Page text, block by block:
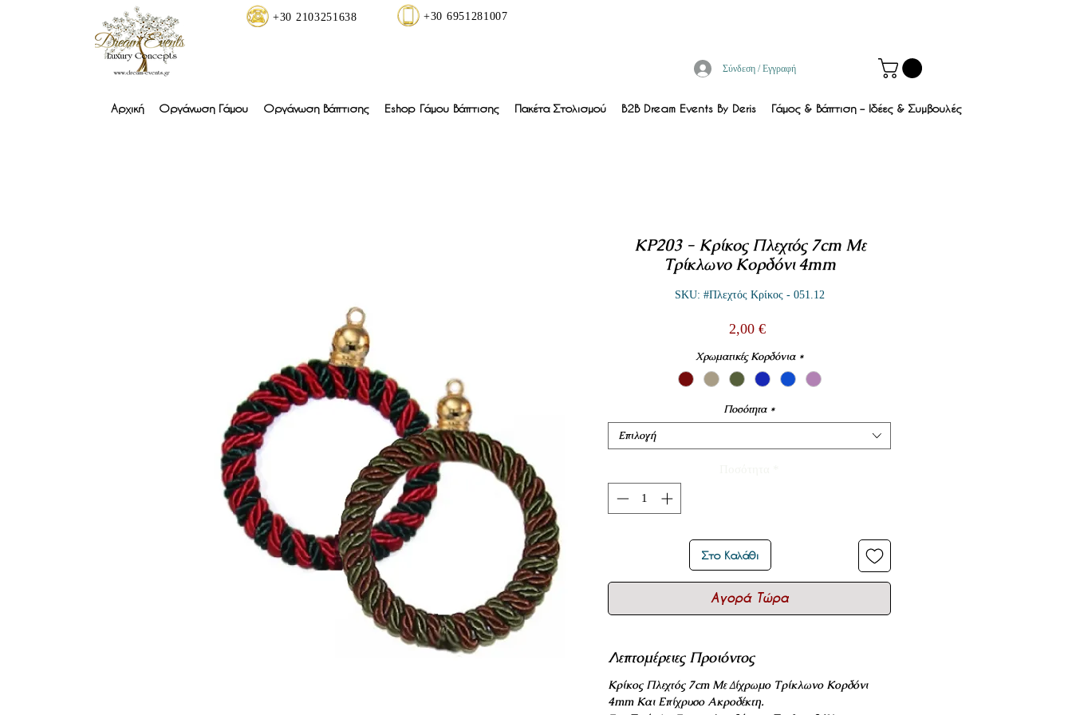
+30 2103251638 +30 6951281007
Σύνδεση / Εγγραφή
Αρχική Οργάνωση Γάμου Οργάνωση Βάπτισης Eshop Γάμου Βάπτισης Πακέτα Στολισμού B2B Dream Events By Deris Γάμος & Βάπτιση – Ιδέες & Συμβουλές
KP203 - Κρίκος Πλεχτός 7cm Με
Τρίκλωνο Κορδόνι 4mm
SKU: #Πλεχτός Κρίκος - 051.12
2,00 €Τιμή
Χρωματικές Κορδόνια *
Ποσότητα *
Επιλογή
Στο Καλάθι
Αγορά Τώρα
Λεπτομέρειες Προιόντος
Κρίκος Πλεχτός 7cm Με Δίχρωμο Τρίκλωνο Κορδόνι
4mm Και Επίχρυσο Ακροδέκτη.